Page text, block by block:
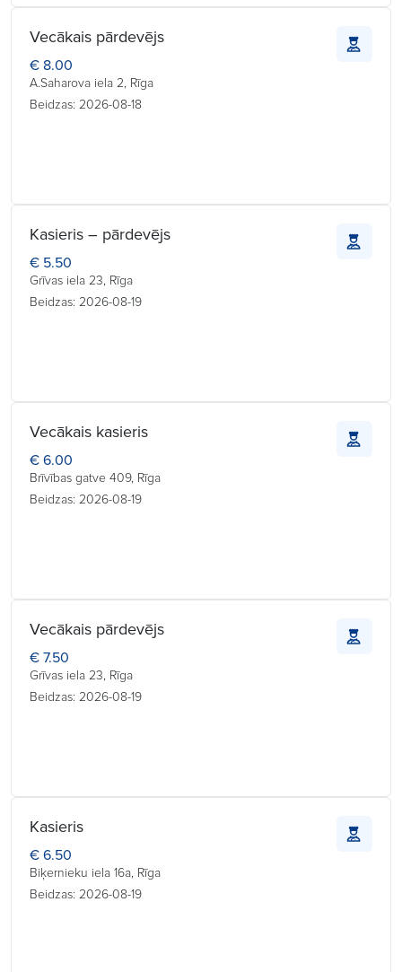
Vecākais pārdevējs
€ 8.00
A.Saharova iela 2, Rīga
Beidzas: 2026-08-18
Kasieris – pārdevējs
€ 5.50
Grīvas iela 23, Rīga
Beidzas: 2026-08-19
Vecākais kasieris
€ 6.00
Brīvības gatve 409, Rīga
Beidzas: 2026-08-19
Vecākais pārdevējs
€ 7.50
Grīvas iela 23, Rīga
Beidzas: 2026-08-19
Kasieris
€ 6.50
Biķernieku iela 16a, Rīga
Beidzas: 2026-08-19